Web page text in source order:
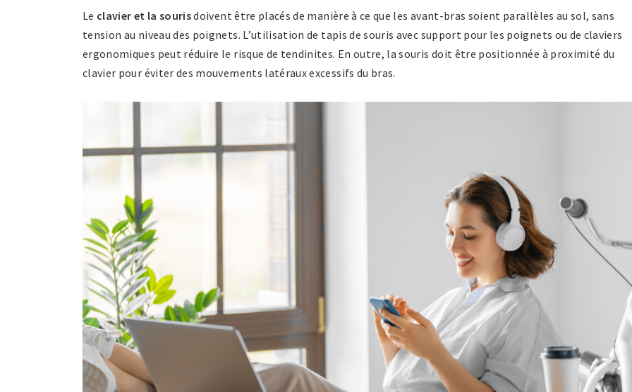
Le clavier et la sourisdoivent être placés de manière à ce que les avant-bras soient parallèles au sol, sans
tension au niveau des poignets. L’utilisation de tapis de souris avec support pour les poignets ou de claviers
ergonomiques peut réduire le risque de tendinites. En outre, la souris doit être positionnée à proximité du
clavier pour éviter des mouvements latéraux excessifs du bras.